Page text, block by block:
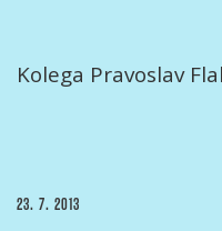
Kolega Pravoslav
PUBLIKOVÁNO
23. 7. 2013